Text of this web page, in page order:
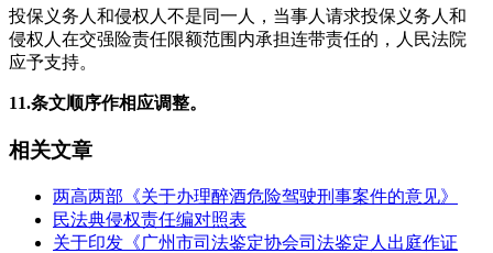
投保义务人和侵权人不是同一人，当事人请求投保义务人和
侵权人在交强险责任限额范围内承担连带责任的，人民法院
应予支持。
11.条文顺序作相应调整。
相关文章
两高两部《关于办理醉酒危险驾驶刑事案件的意见》
民法典侵权责任编对照表
关于印发《广州市司法鉴定协会司法鉴定人出庭作证